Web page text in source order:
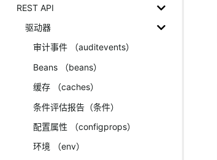
REST API
驱动器
审计事件 （auditevents）
Beans （beans）
缓存 （caches）
条件评估报告（条件）
配置属性 （configprops）
环境 （env）